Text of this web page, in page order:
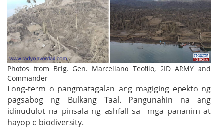
Photos from Brig. Gen. Marceliano Teofilo, 2ID ARMY and
Commander
Long-term o pangmatagalan ang magiging epekto ng
pagsabog ng Bulkang Taal. Pangunahin na ang
idinudulot na pinsala ng ashfall sa mga pananim at
hayop o biodiversity.